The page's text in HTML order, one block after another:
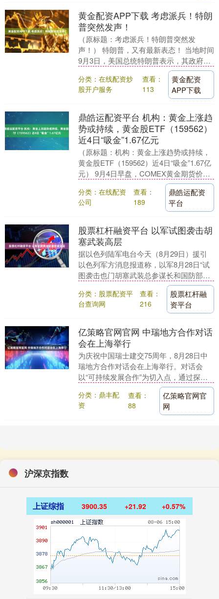
黄金配资APP下载 考虑派兵！特朗
普突然发声！
（原标题：考虑派兵！特朗普突然发
声！） 特朗普，又有最新表态！ 当地时间
9月3日，美国总统特朗普表示，其政府正
就是否向芝加哥或“新奥尔良这样的地
方”派遣军队进行....
分类：在线配资炒
股开户服务
查看：
113
黄金配资
APP下载
鼎皓运配资平台 机构：黄金上涨趋
势或持续，黄金股ETF（159562）
近4日“吸金”1.67亿元
（原标题：机构：黄金上涨趋势或持续，
黄金股ETF（159562）近4日“吸金”1.67亿
元） 9月4日早盘，COMEX黄金期货价格
高位跳水，三大指数集体走低，黄....
分类：在线配资
公司
查看：
189
鼎皓运配资
平台
股票杠杆融资平台 以军试图袭击胡
塞武装高层
据以色列陆军电台今天（8月29日）援引
以色列军方消息报道称，以军8月28日“试
图袭击也门胡塞武装总参谋长和国防部
长”，目前正在等待确认结果。....
分类：股票配资平
台查询网
查看：
216
股票杠杆融
资平台
亿策略官网官网 中瑞地方合作对话
会在上海举行
为庆祝中国瑞士建交75周年，8月28日中
瑞地方合作对话会在上海举行。对话会
以“可持续发展合作”为切入点，通过探
讨“绿色能源转型”“人工智能赋能”“智慧城
市治理”....
分类：鼎丰配
资
查看：
88
亿策略官网官
网
沪深京指数
上证综指 3900.35 +21.92 +0.57%